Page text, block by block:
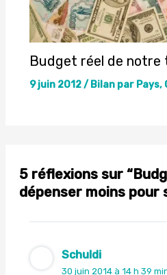
Budget réel de notre
9 juin 2012/ Bilan par Pays,
5 réflexions sur
dépenser moins pour
Schuldi
30 juin 2014 à 14 h 39